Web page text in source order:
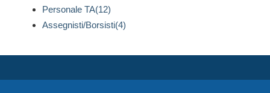
Personale TA(12)
Assegnisti/Borsisti(4)